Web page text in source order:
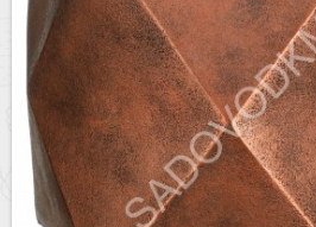
Доставка
Оптовикам